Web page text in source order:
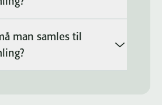
man samles til